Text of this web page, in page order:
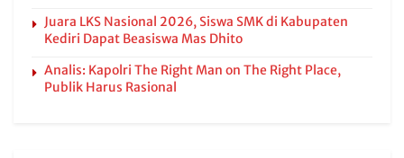
Juara LKS Nasional 2026, Siswa SMK di Kabupaten
Kediri Dapat Beasiswa Mas Dhito
Analis: Kapolri The Right Man on The Right Place,
Publik Harus Rasional